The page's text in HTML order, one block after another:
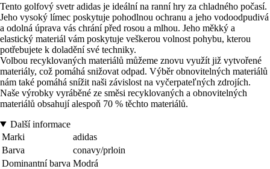
Tento golfový svetr adidas je ideální na ranní hry za chladného počasí.
Jeho vysoký límec poskytuje pohodlnou ochranu a jeho vodoodpudivá
a odolná úprava vás chrání před rosou a mlhou. Jeho měkký a
elastický materiál vám poskytuje veškerou volnost pohybu, kterou
potřebujete k doladění své techniky.
Volbou recyklovaných materiálů můžeme znovu využít již vytvořené
materiály, což pomáhá snižovat odpad. Výběr obnovitelných materiálů
nám také pomáhá snížit naši závislost na vyčerpateľných zdrojích.
Naše výrobky vyráběné ze směsi recyklovaných a obnovitelných
materiálů obsahují alespoň 70 % těchto materiálů.
Další informace
Marki
adidas
Barva
conavy/prloin
Dominantní barva Modrá